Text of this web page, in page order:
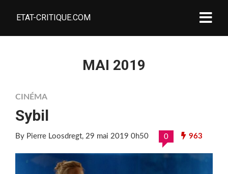
ETAT-CRITIQUE.COM
MAI 2019
CINÉMA
Sybil
By Pierre Loosdregt, 29 mai 2019 0h50 0 963